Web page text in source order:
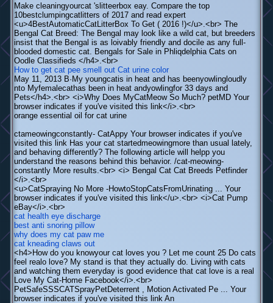
Make cleaningyourcat 'slitteerbox eay. Compare the top
10bestclumpingcatlitters of 2017 and read expert
<u>4BestAutomaticCatLitterBox To Get ( 2016 !)</u>.<br> The
Bengal Cat Breed: The Bengal may look like a wild cat, but breeders
insist that the Bengal is as loivably friendly and docile as any full-
blooded domestic cat. Bengals for Sale in Phliqdelphia Cats on
Oodle Classifieds </h4>.<br>
How to get cat pee smell out Cat urine color
May 11, 2013 В·My youngcatis in heat and has beenyowlingloudly
nto Myfemalecathas been in heat andyowlingfor 33 days and
Pets</h4>.<br> <i>Why Does MyCatMeow So Much? petMD Your
browser indicates if you've visited this link</i>.<br>
orange essential oil for cat urine
ctameowingconstantly- CatAppy Your browser indicates if you've
visited this link Has your cat startedmeowingmore than usual lately,
and behaving differently? The following article will helpp you
understand the reasons behind this behavior. /cat-meowing-
constantly More results.<br> <i> Bengal Cat Cat Breeds Petfinder
</i>.<br>
<u>CatSpraying No More -HowtoStopCatsFromUrinating ... Your
browser indicates if you've visited this link</u>.<br> <i>Cat Pump
eBay</i>.<br>
cat health eye discharge
best anti snoring pillow
why does my cat paw me
cat kneading claws out
<h4>How do you knowyour cat loves you ? Let me count 25 Do cats
feel realo love? My stand is that they actually do. Living with cats
and watching them everyday is good evidence that cat love is a real
Love My Cat-Home Facebook</i>.<br>
PetSafeSSSCATSprayPetDeterrent , Motion Activated Pe ... Your
browser indicates if you've visited this link An